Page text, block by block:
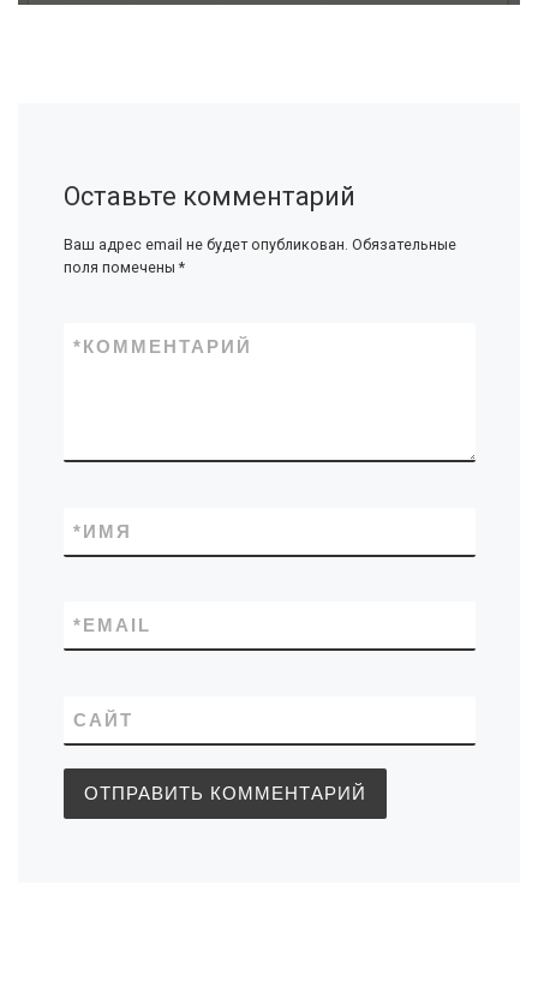
Оставьте комментарий
Ваш адрес email не будет опубликован. Обязательные
поля помечены *
КОММЕНТАРИЙ
*
ИМЯ
*
EMAIL
*
САЙТ